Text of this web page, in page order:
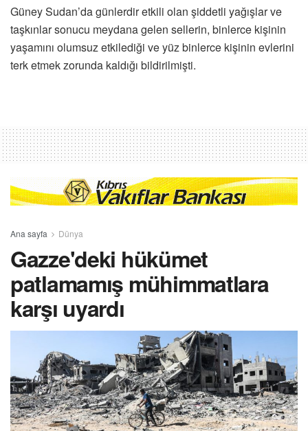
Güney Sudan’da günlerdir etkili olan şiddetli yağışlar ve
taşkınlar sonucu meydana gelen sellerin, binlerce kişinin
yaşamını olumsuz etkilediği ve yüz binlerce kişinin evlerini
terk etmek zorunda kaldığı bildirilmişti.
Ana sayfa Dünya
Gazze'deki hükümet
patlamamış mühimmatlara
karşı uyardı